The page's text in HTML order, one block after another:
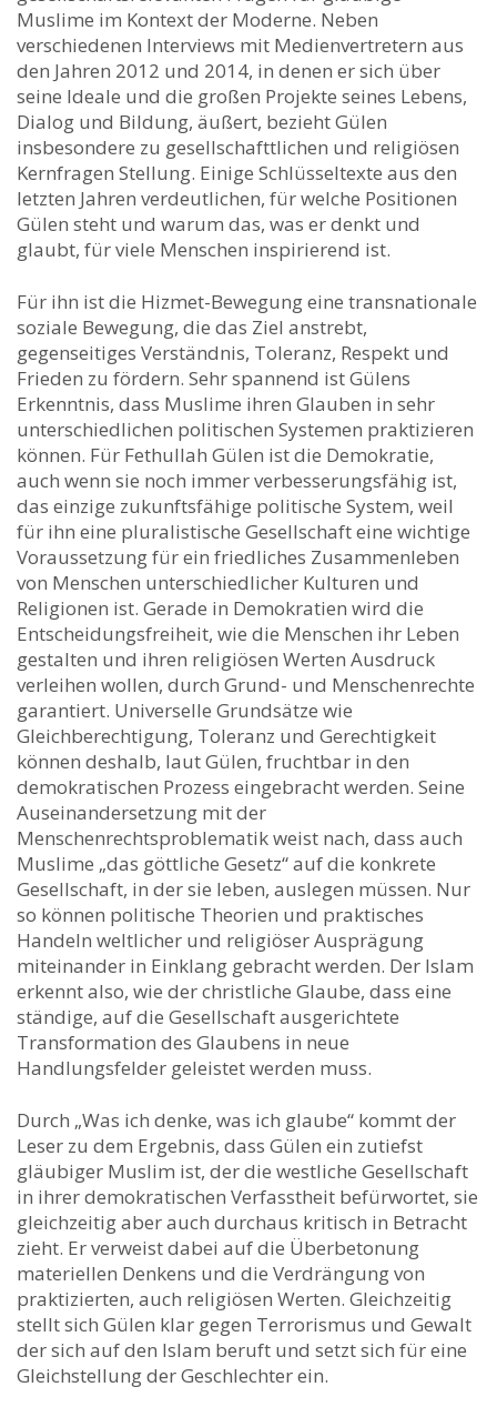
Muslime im Kontext der Moderne. Neben
verschiedenen Interviews mit Medienvertretern aus
den Jahren 2012 und 2014, in denen er sich über
seine Ideale und die großen Projekte seines Lebens,
Dialog und Bildung, äußert, bezieht Gülen
insbesondere zu gesellschafttlichen und religiösen
Kernfragen Stellung. Einige Schlüsseltexte aus den
letzten Jahren verdeutlichen, für welche Positionen
Gülen steht und warum das, was er denkt und
glaubt, für viele Menschen inspirierend ist.
Für ihn ist die Hizmet-Bewegung eine transnationale
soziale Bewegung, die das Ziel anstrebt,
gegenseitiges Verständnis, Toleranz, Respekt und
Frieden zu fördern. Sehr spannend ist Gülens
Erkenntnis, dass Muslime ihren Glauben in sehr
unterschiedlichen politischen Systemen praktizieren
können. Für Fethullah Gülen ist die Demokratie,
auch wenn sie noch immer verbesserungsfähig ist,
das einzige zukunftsfähige politische System, weil
für ihn eine pluralistische Gesellschaft eine wichtige
Voraussetzung für ein friedliches Zusammenleben
von Menschen unterschiedlicher Kulturen und
Religionen ist. Gerade in Demokratien wird die
Entscheidungsfreiheit, wie die Menschen ihr Leben
gestalten und ihren religiösen Werten Ausdruck
verleihen wollen, durch Grund- und Menschenrechte
garantiert. Universelle Grundsätze wie
Gleichberechtigung, Toleranz und Gerechtigkeit
können deshalb, laut Gülen, fruchtbar in den
demokratischen Prozess eingebracht werden. Seine
Auseinandersetzung mit der
Menschenrechtsproblematik weist nach, dass auch
Muslime „das göttliche Gesetz“ auf die konkrete
Gesellschaft, in der sie leben, auslegen müssen. Nur
so können politische Theorien und praktisches
Handeln weltlicher und religiöser Ausprägung
miteinander in Einklang gebracht werden. Der Islam
erkennt also, wie der christliche Glaube, dass eine
ständige, auf die Gesellschaft ausgerichtete
Transformation des Glaubens in neue
Handlungsfelder geleistet werden muss.
Durch „Was ich denke, was ich glaube“ kommt der
Leser zu dem Ergebnis, dass Gülen ein zutiefst
gläubiger Muslim ist, der die westliche Gesellschaft
in ihrer demokratischen Verfasstheit befürwortet, sie
gleichzeitig aber auch durchaus kritisch in Betracht
zieht. Er verweist dabei auf die Überbetonung
materiellen Denkens und die Verdrängung von
praktizierten, auch religiösen Werten. Gleichzeitig
stellt sich Gülen klar gegen Terrorismus und Gewalt
der sich auf den Islam beruft und setzt sich für eine
Gleichstellung der Geschlechter ein.